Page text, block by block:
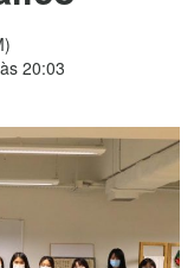
20:03